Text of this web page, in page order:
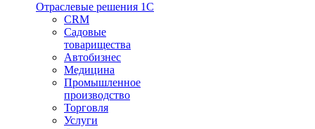
Отраслевые решения 1С
CRM
Садовые
товарищества
Автобизнес
Медицина
Промышленное
производство
Торговля
Услуги